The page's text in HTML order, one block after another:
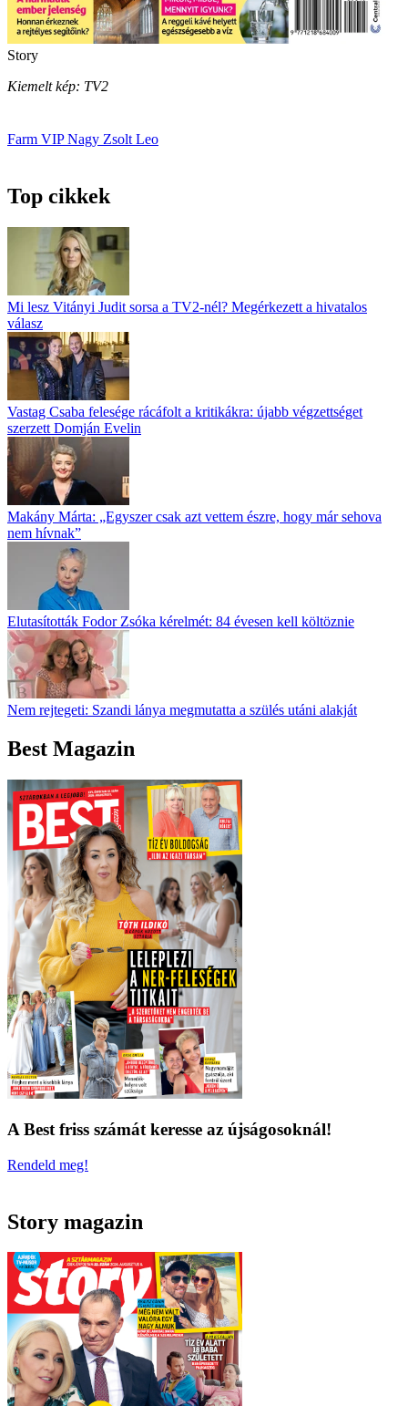
Story
Kiemelt kép: TV2
Farm VIPNagy Zsolt Leo
Top cikkek
Mi lesz Vitányi Judit sorsa a TV2-nél? Megérkezett a hivatalos
válasz
Vastag Csaba felesége rácáfolt a kritikákra: újabb végzettséget
szerzett Domján Evelin
Makány Márta: „Egyszer csak azt vettem észre, hogy már sehova
nem hívnak”
Elutasították Fodor Zsóka kérelmét: 84 évesen kell költöznie
Nem rejtegeti: Szandi lánya megmutatta a szülés utáni alakját
Best Magazin
A Best friss számát keresse az újságosoknál!
Rendeld meg!
Story magazin